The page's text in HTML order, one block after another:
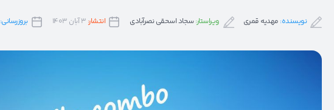
نویسنده: مهدیه قمری ویراستار:سجاد اسحقی نصرآبادی انتشار: بروزرسانی: